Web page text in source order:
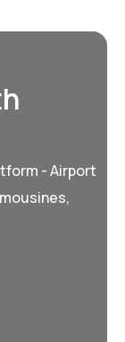
- Airport